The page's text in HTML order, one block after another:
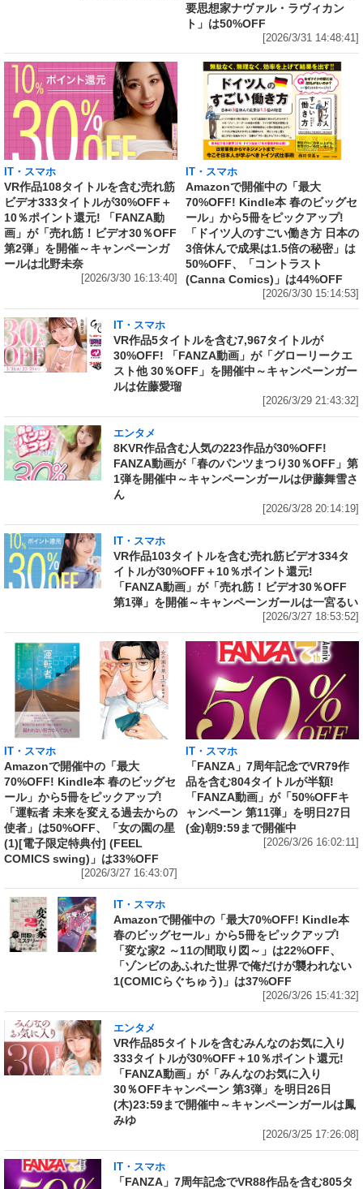
要思想家ナヴァル・ラヴィカン
ト」は50%OFF
[2026/3/31 14:48:41]
IT・スマホ
VR作品108タイトルを含む売れ筋
ビデオ333タイトルが30%OFF＋
10％ポイント還元! 「FANZA動
画」が「売れ筋！ビデオ30％OFF
第2弾」を開催～キャンペーンガ
ールは北野未奈
[2026/3/30 16:13:40]
IT・スマホ
Amazonで開催中の「最大
70%OFF! Kindle本 春のビッグセ
ール」から5冊をピックアップ!
「ドイツ人のすごい働き方 日本の
3倍休んで成果は1.5倍の秘密」は
50%OFF、「コントラスト
(Canna Comics)」は44%OFF
[2026/3/30 15:14:53]
IT・スマホ
VR作品5タイトルを含む7,967タイトルが
30%OFF! 「FANZA動画」が「グローリークエ
スト他 30％OFF」を開催中～キャンペーンガー
ルは佐藤愛瑠
[2026/3/29 21:43:32]
エンタメ
8KVR作品含む人気の223作品が30%OFF!
FANZA動画が「春のパンツまつり30％OFF」第
1弾を開催中～キャンペーンガールは伊藤舞雪さ
ん
[2026/3/28 20:14:19]
IT・スマホ
VR作品103タイトルを含む売れ筋ビデオ334タ
イトルが30%OFF＋10％ポイント還元!
「FANZA動画」が「売れ筋！ビデオ30％OFF
第1弾」を開催～キャンペーンガールは一宮るい
[2026/3/27 18:53:52]
IT・スマホ
Amazonで開催中の「最大
70%OFF! Kindle本 春のビッグセ
ール」から5冊をピックアップ!
「運転者 未来を変える過去からの
使者」は50%OFF、「女の園の星
(1)[電子限定特典付] (FEEL
COMICS swing)」は33%OFF
[2026/3/27 16:43:07]
IT・スマホ
「FANZA」7周年記念でVR79作
品を含む804タイトルが半額!
「FANZA動画」が「50%OFFキ
ャンペーン 第11弾」を明日27日
(金)朝9:59まで開催中
[2026/3/26 16:02:11]
IT・スマホ
Amazonで開催中の「最大70%OFF! Kindle本
春のビッグセール」から5冊をピックアップ!
「変な家2 ～11の間取り図～」は22%OFF、
「ゾンビのあふれた世界で俺だけが襲われない
1(COMICらぐちゅう)」は37%OFF
[2026/3/26 15:41:32]
エンタメ
VR作品85タイトルを含むみんなのお気に入り
333タイトルが30%OFF＋10％ポイント還元!
「FANZA動画」が「みんなのお気に入り
30％OFFキャンペーン 第3弾」を明日26日
(木)23:59まで開催中～キャンペーンガールは鳳
みゆ
[2026/3/25 17:26:08]
IT・スマホ
「FANZA」7周年記念でVR88作品を含む805タ